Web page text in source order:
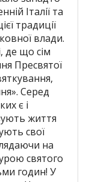
Італії та
традиції
влади.
де що сім
Пресвятої
Серед
є і
життя
свої
на
святого
годин! У